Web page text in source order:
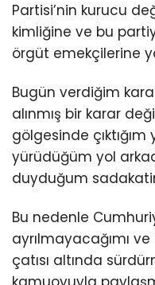
Partisi’nin kurucu
kimliğine ve bu
örgüt emekçilerine
Bugün verdiğim
alınmış bir karar
gölgesinde
yürüdüğüm yol
duyduğum
Bu nedenle
ayrılmayacağımı
çatısı altında